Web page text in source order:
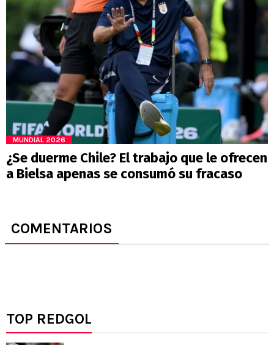
MUNDIAL 2026
¿Se duerme Chile? El trabajo que le ofrecen
a Bielsa apenas se consumó su fracaso
COMENTARIOS
TOP REDGOL